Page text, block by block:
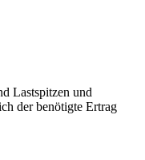
Lastspitzen und
der benötigte Ertrag